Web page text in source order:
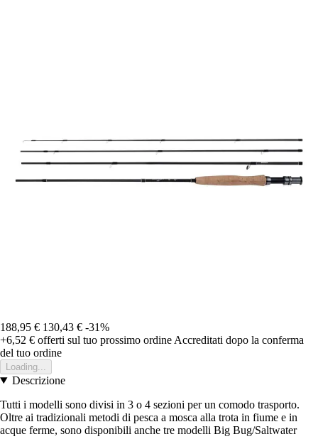
188,95 € 130,43 € -31%
+6,52 € offerti sul tuo prossimo ordine Accreditati dopo la conferma
del tuo ordine
Loading...
Descrizione
Tutti i modelli sono divisi in 3 o 4 sezioni per un comodo trasporto.
Oltre ai tradizionali metodi di pesca a mosca alla trota in fiume e in
acque ferme, sono disponibili anche tre modelli Big Bug/Saltwater